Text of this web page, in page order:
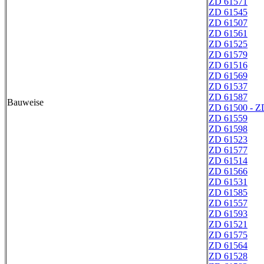
Bauweise
ZD 61545
ZD 61507
ZD 61561
ZD 61525
ZD 61579
ZD 61516
ZD 61569
ZD 61537
ZD 61587
ZD 61500 -
ZD 61559
ZD 61598
ZD 61523
ZD 61577
ZD 61514
ZD 61566
ZD 61531
ZD 61585
ZD 61557
ZD 61593
ZD 61521
ZD 61575
ZD 61564
ZD 61528